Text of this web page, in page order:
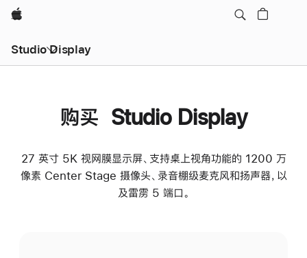
Apple
Studio Display
购买 Studio Display
27 英寸 5K 视网膜显示屏、支持桌上视角功能的 1200 万
像素 Center Stage 摄像头、录音棚级麦克风和扬声器，以
及雷雳 5 端口。